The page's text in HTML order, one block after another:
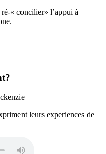
« concilier» l’appui à
leurs experiences de